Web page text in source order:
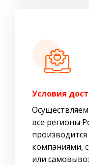
Условия
все регионы
компаниями,
или